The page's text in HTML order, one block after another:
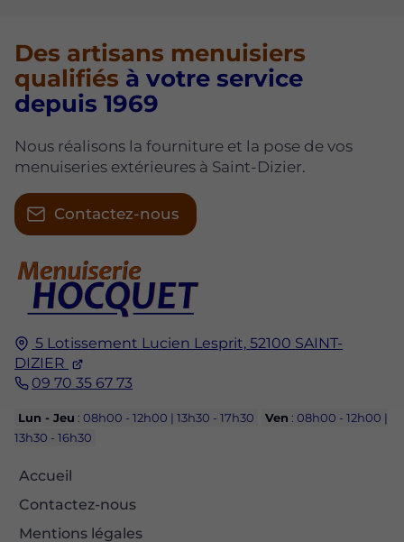
5 Lotissement Lucien Lesprit, 52100 SAINT-
DIZIER
09 70 35 67 73
Lun - Jeu : 08h00 - 12h00 | 13h30 - 17h30 Ven : 08h00 - 12h00 |
13h30 - 16h30
Accueil
Contactez-nous
Mentions légales
Des artisans menuisiers
qualifiés à votre service
depuis 1969
Nous réalisons la fourniture et la pose de vos
menuiseries extérieures à Saint-Dizier.
Contactez-nous